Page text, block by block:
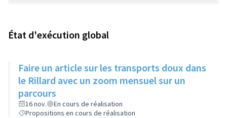
État d'exécution global
Faire un article sur les transports doux dans
le Rillard avec un zoom mensuel sur un
parcours
16 nov.
En cours de réalisation
Propositions en cours de réalisation